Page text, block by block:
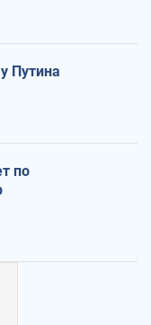
Путина
по